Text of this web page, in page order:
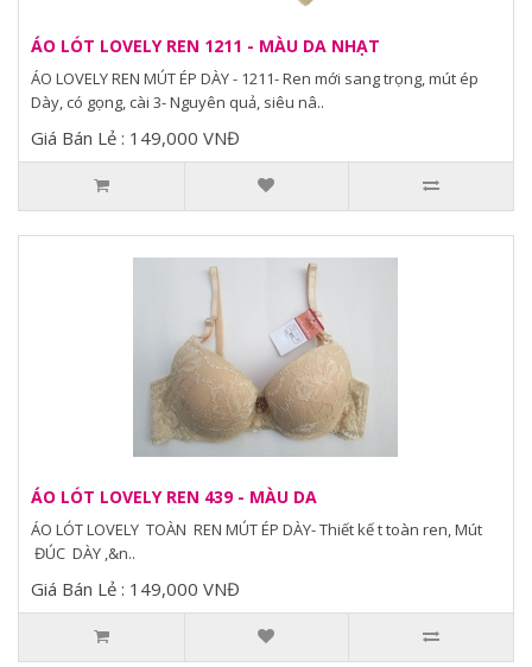
ÁO LÓT LOVELY REN 1211 - MÀU DA NHẠT
ÁO LOVELY REN MÚT ÉP DÀY - 1211- Ren mới sang trọng, mút ép
Dày, có gọng, cài 3- Nguyên quả, siêu nâ..
Giá Bán Lẻ : 149,000 VNĐ
ÁO LÓT LOVELY REN 439 - MÀU DA
ÁO LÓT LOVELY TOÀN REN MÚT ÉP DÀY- Thiết kế t toàn ren, Mút
ĐÚC DÀY ,&n..
Giá Bán Lẻ : 149,000 VNĐ